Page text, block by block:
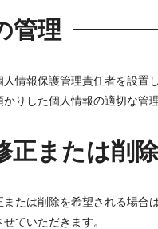
管理
情報保護管理責任者を設置
りした個人情報の適切な管
正または削除
たは削除を希望される場合
ていただきます。